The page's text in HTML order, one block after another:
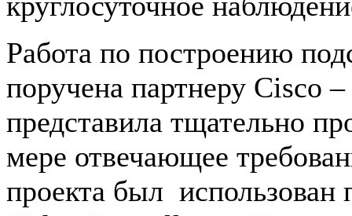
Работа по построению
поручена партнеру Cisco
представила тщательно
мере отвечающее
проекта был